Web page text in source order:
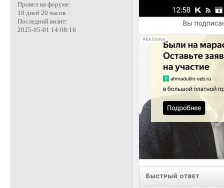
Провел на форуме:
18 дней 20 часов
Последний визит:
2025-05-01 14:08:16